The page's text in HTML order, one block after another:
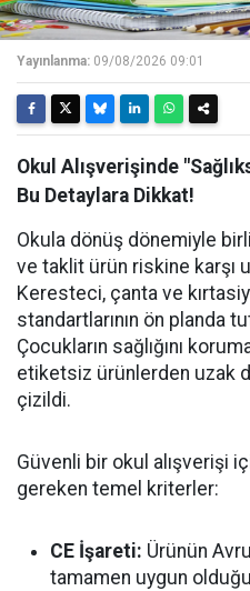
Yayınlanma: 09/08/2026 09:01
Okul Alışverişinde
Bu Detaylara Dikkat!
Okula dönüş dönemiyle
ve taklit ürün riskine karşı
Keresteci, çanta ve
standartlarının ön planda
Çocukların sağlığını
etiketsiz ürünlerden uzak
çizildi.
Güvenli bir okul alışverişi
gereken temel kriterler:
CE İşareti: Ürünün
tamamen uygun